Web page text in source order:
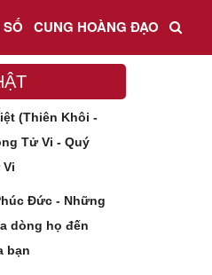
CUNG HOÀNG ĐẠO
(Thiên Khôi -
Tử Vi - Quý
Đức - Những
dòng họ đến
bạn